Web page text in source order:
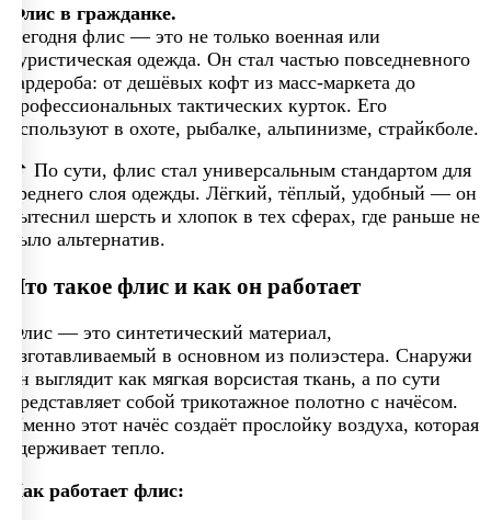
Флис в гражданке.
Сегодня флис — это не только военная или
туристическая одежда. Он стал частью повседневного
гардероба: от дешёвых кофт из масс-маркета до
профессиональных тактических курток. Его
используют в охоте, рыбалке, альпинизме, страйкболе.
📌 По сути, флис стал универсальным стандартом для
среднего слоя одежды. Лёгкий, тёплый, удобный — он
вытеснил шерсть и хлопок в тех сферах, где раньше не
было альтернатив.
Что такое флис и как он работает
Флис — это синтетический материал,
изготавливаемый в основном из полиэстера. Снаружи
он выглядит как мягкая ворсистая ткань, а по сути
представляет собой трикотажное полотно с начёсом.
Именно этот начёс создаёт прослойку воздуха, которая
удерживает тепло.
Как работает флис: